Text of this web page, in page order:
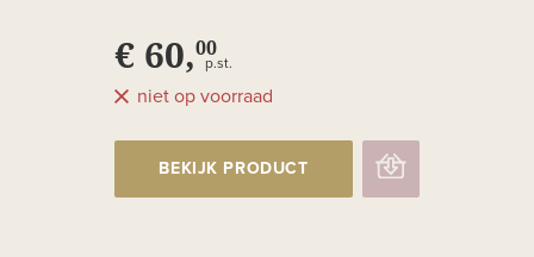
€ 60,00
p.st.
niet op voorraad
BEKIJK PRODUCT